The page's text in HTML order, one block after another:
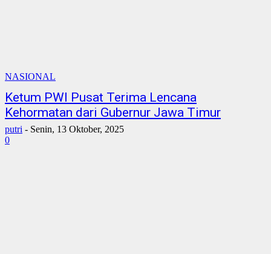
NASIONAL
Ketum PWI Pusat Terima Lencana
Kehormatan dari Gubernur Jawa Timur
putri - Senin, 13 Oktober, 2025
0